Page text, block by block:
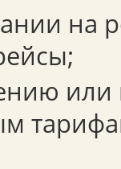
на
или